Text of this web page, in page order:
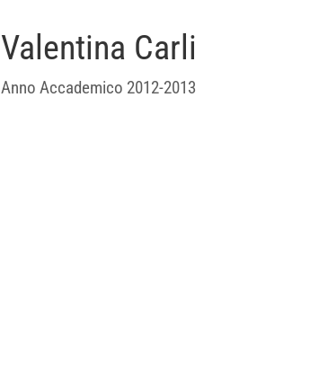
Valentina Carli
Anno Accademico 2012-2013